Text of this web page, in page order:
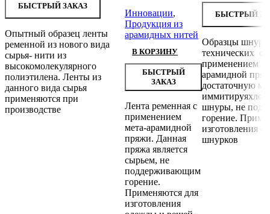
БЫСТРЫЙ ЗАКАЗ
Опытный образец ленты
ременной из нового вида
сырья- нити из
высокомолекулярного
полиэтилена. Ленты из
данного вида сырья
применяются при
производстве
Инновации,
Продукция из
арамидных нитей
В КОРЗИНУ
БЫСТРЫЙ
ЗАКАЗ
Лента ременная с
применением
мета-арамидной
пряжи. Данная
пряжа является
сырьем, не
поддерживающим
горение.
Применяются для
изготовления
БЫСТРЫЙ
Образцы
технических с
применением
арамидной
достаточную
шнуры, не
горение.
изготовления
шнурков